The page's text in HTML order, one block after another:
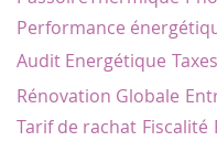
Performance
Audit Energétique Taxes
Rénovation Globale
Tarif de rachat Fiscalité